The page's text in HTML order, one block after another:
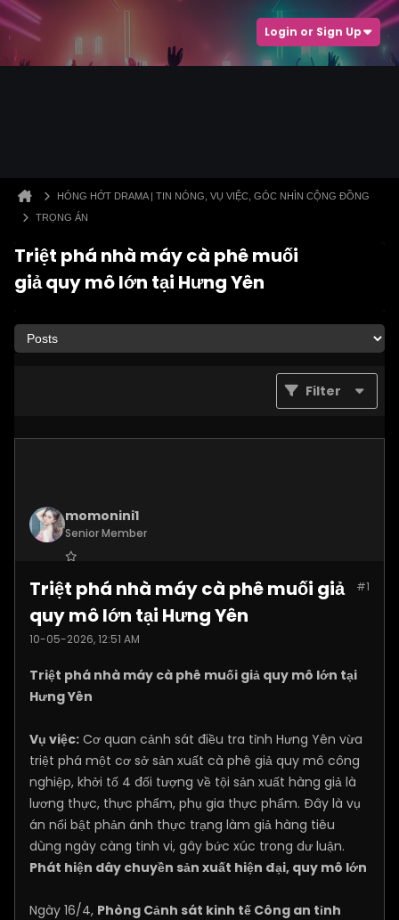
Login or Sign Up
HÓNG HỚT DRAMA | TIN NÓNG, VỤ VIỆC, GÓC NHÌN CỘNG ĐỒNG
TRỌNG ÁN
Triệt phá nhà máy cà phê muối
giả quy mô lớn tại Hưng Yên
Filter
momonini1
Senior Member
Posts:5399 #1
Triệt phá nhà máy cà phê muối giả
quy mô lớn tại Hưng Yên
10-05-2026, 12:51 AM
Triệt phá nhà máy cà phê muối giả quy mô lớn tại
Hưng Yên
Vụ việc: Cơ quan cảnh sát điều tra tỉnh Hưng Yên vừa
triệt phá một cơ sở sản xuất cà phê giả quy mô công
nghiệp, khởi tố 4 đối tượng về tội sản xuất hàng giả là
lương thực, thực phẩm, phụ gia thực phẩm. Đây là vụ
án nổi bật phản ánh thực trạng làm giả hàng tiêu
dùng ngày càng tinh vi, gây bức xúc trong dư luận.
Phát hiện dây chuyền sản xuất hiện đại, quy mô lớn
Ngày 16/4, Phòng Cảnh sát kinh tế Công an tỉnh